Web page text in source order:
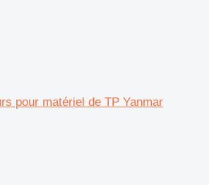
pour matériel de TP Yanmar